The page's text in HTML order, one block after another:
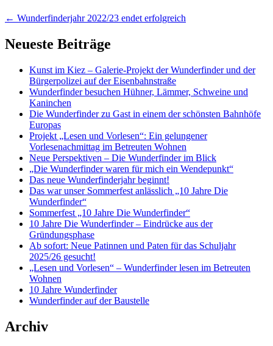
Artikel-
Navigation
← Wunderfinderjahr 2022/23 endet erfolgreich
Neueste Beiträge
Kunst im Kiez – Galerie-Projekt der Wunderfinder und der
Bürgerpolizei auf der Eisenbahnstraße
Wunderfinder besuchen Hühner, Lämmer, Schweine und
Kaninchen
Die Wunderfinder zu Gast in einem der schönsten Bahnhöfe
Europas
Projekt „Lesen und Vorlesen“: Ein gelungener
Vorlesenachmittag im Betreuten Wohnen
Neue Perspektiven – Die Wunderfinder im Blick
„Die Wunderfinder waren für mich ein Wendepunkt“
Das neue Wunderfinderjahr beginnt!
Das war unser Sommerfest anlässlich „10 Jahre Die
Wunderfinder“
Sommerfest „10 Jahre Die Wunderfinder“
10 Jahre Die Wunderfinder – Eindrücke aus der
Gründungsphase
Ab sofort: Neue Patinnen und Paten für das Schuljahr
2025/26 gesucht!
„Lesen und Vorlesen“ – Wunderfinder lesen im Betreuten
Wohnen
10 Jahre Wunderfinder
Wunderfinder auf der Baustelle
Archiv